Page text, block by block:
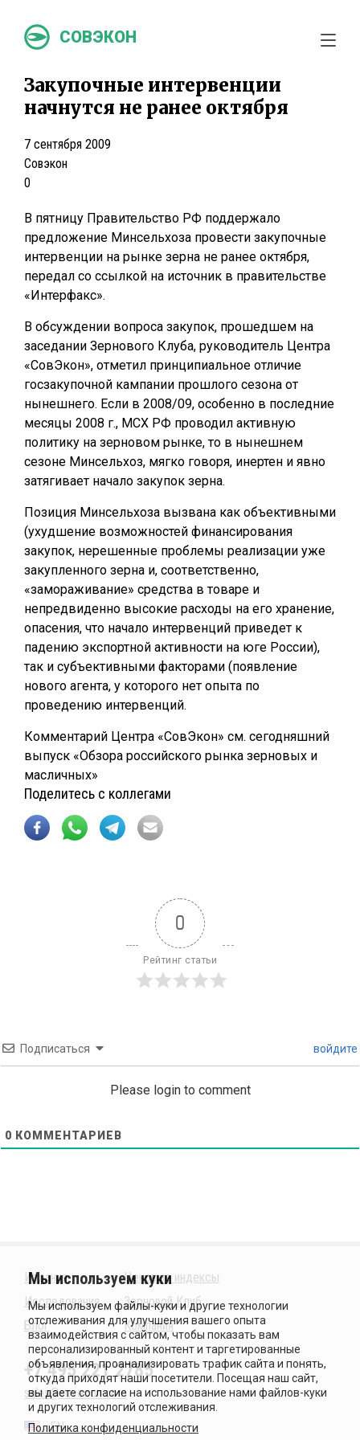
СОВЭКОН
Закупочные интервенции
начнутся не ранее октября
7 сентября 2009
Совэкон
0
В пятницу Правительство РФ поддержало
предложение Минсельхоза провести закупочные
интервенции на рынке зерна не ранее октября,
передал со ссылкой на источник в правительстве
«Интерфакс».
В обсуждении вопроса закупок, прошедшем на
заседании Зернового Клуба, руководитель Центра
«СовЭкон», отметил принципиальное отличие
госзакупочной кампании прошлого сезона от
нынешнего. Если в 2008/09, особенно в последние
месяцы 2008 г., МСХ РФ проводил активную
политику на зерновом рынке, то в нынешнем
сезоне Минсельхоз, мягко говоря, инертен и явно
затягивает начало закупок зерна.
Позиция Минсельхоза вызвана как объективными
(ухудшение возможностей финансирования
закупок, нерешенные проблемы реализации уже
закупленного зерна и, соответственно,
«замораживание» средства в товаре и
непредвиденно высокие расходы на его хранение,
опасения, что начало интервенций приведет к
падению экспортной активности на юге России),
так и субъективными факторами (появление
нового агента, у которого нет опыта по
проведению интервенций.
Комментарий Центра «СовЭкон» см. сегодняшний
выпуск «Обзора российского рынка зерновых и
масличных»
Поделитесь с коллегами
0
Рейтинг статьи
Подписаться войдите
Please login to comment
0 КОММЕНТАРИЕВ
Издания
Исследования
Блог
Ценовые индексы
Зерновой Клуб
Компания
+7 495 221 2785
sales@sovecon.com
EN
Политика конфиденциальности